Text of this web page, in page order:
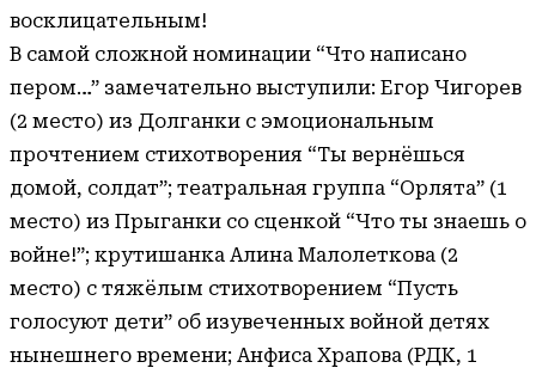
восклицательным!
В самой сложной номинации “Что написано
пером…” замечательно выступили: Егор Чигорев
(2 место) из Долганки с эмоциональным
прочтением стихотворения “Ты вернёшься
домой, солдат”; театральная группа “Орлята” (1
место) из Прыганки со сценкой “Что ты знаешь о
войне!”; крутишанка Алина Малолеткова (2
место) с тяжёлым стихотворением “Пусть
голосуют дети” об изувеченных войной детях
нынешнего времени; Анфиса Храпова (РДК, 1